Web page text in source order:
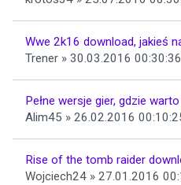
Wwe 2k16 download, jakieś
Trener » 30.03.2016 00:30:36
Pełne wersje gier, gdzie
Alim45 » 26.02.2016
Rise of the tomb raider
Wojciech24 » 27.01.2016